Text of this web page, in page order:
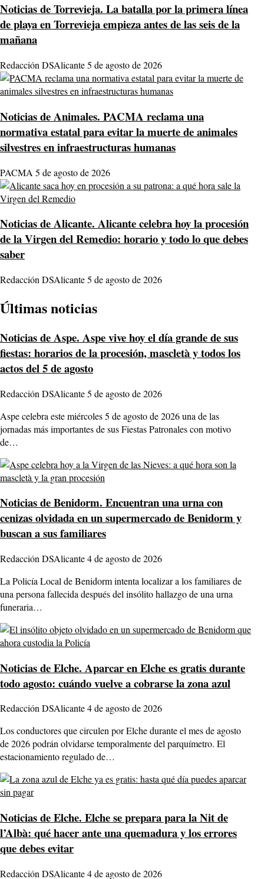
Noticias de Torrevieja. La batalla por la primera línea
de playa en Torrevieja empieza antes de las seis de la
mañana
Redacción DSAlicante5 de agosto de 2026
Noticias de Animales. PACMA reclama una
normativa estatal para evitar la muerte de animales
silvestres en infraestructuras humanas
PACMA 5 de agosto de 2026
Noticias de Alicante. Alicante celebra hoy la procesión
de la Virgen del Remedio: horario y todo lo que debes
saber
Redacción DSAlicante5 de agosto de 2026
Últimas noticias
Noticias de Aspe. Aspe vive hoy el día grande de sus
fiestas: horarios de la procesión, mascletà y todos los
actos del 5 de agosto
Redacción DSAlicante5 de agosto de 2026
Aspe celebra este miércoles 5 de agosto de 2026 una de las
jornadas más importantes de sus Fiestas Patronales con motivo
de…
Noticias de Benidorm. Encuentran una urna con
cenizas olvidada en un supermercado de Benidorm y
buscan a sus familiares
Redacción DSAlicante4 de agosto de 2026
La Policía Local de Benidorm intenta localizar a los familiares de
una persona fallecida después del insólito hallazgo de una urna
funeraria…
Noticias de Elche. Aparcar en Elche es gratis durante
todo agosto: cuándo vuelve a cobrarse la zona azul
Redacción DSAlicante4 de agosto de 2026
Los conductores que circulen por Elche durante el mes de agosto
de 2026 podrán olvidarse temporalmente del parquímetro. El
estacionamiento regulado de…
Noticias de Elche. Elche se prepara para la Nit de
l’Albà: qué hacer ante una quemadura y los errores
que debes evitar
Redacción DSAlicante4 de agosto de 2026